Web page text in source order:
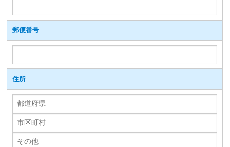
郵便番号
住所